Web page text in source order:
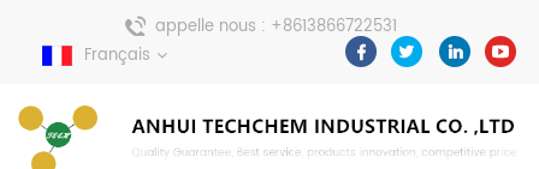
appelle nous : +8613866722531
envoyer un message :
pweiping@techemi.com
Français